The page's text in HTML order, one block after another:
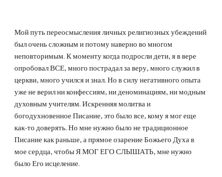
Мой путь переосмысления личных религиозных убеждений
был очень сложным и потому наверно во многом
неповторимым. К моменту когда подросли дети, я в вере
опробовал ВСЕ, много пострадал за веру, много служил в
церкви, много учился и знал. Но в силу негативного опыта
уже не верил ни конфессиям, ни деноминациям, ни модным
духовным учителям. Искренняя молитва и
богодухновенное Писание, это было все, кому я мог еще
как-то доверять. Но мне нужно было не традиционное
Писание как раньше, а прямое озарение Божьего Духа в
мое сердца, чтобы Я МОГ ЕГО СЛЫШАТЬ, мне нужно
было Его исцеление.